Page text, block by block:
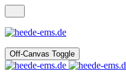
Off-Canvas Toggle